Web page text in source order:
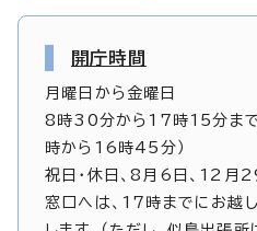
開庁時間
月曜日から金曜日
8時30分から17時15分まで
時から16時45分）
祝日・休日、8月6日、12月
窓口へは、17時までにお越